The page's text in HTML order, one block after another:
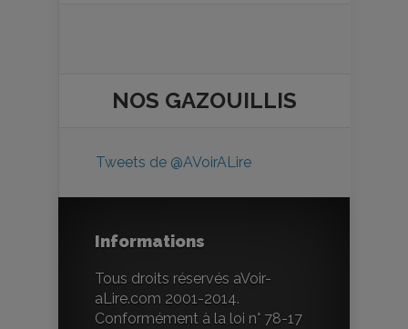
NOS GAZOUILLIS
Tweets de @AVoirALire
Informations
Tous droits réservés aVoir-
aLire.com 2001-2014.
Conformément à la loi n° 78-17